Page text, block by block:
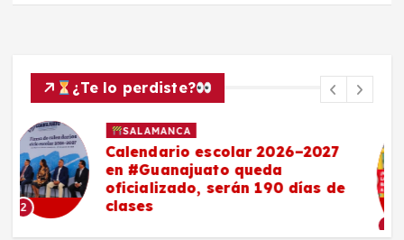
¿Te lo perdiste?
SALAMANCA
Maestro salmantino, delegado
de la SEP en Guanajuato,
anuncia nuevos bachilleratos,
becas y pase directo a